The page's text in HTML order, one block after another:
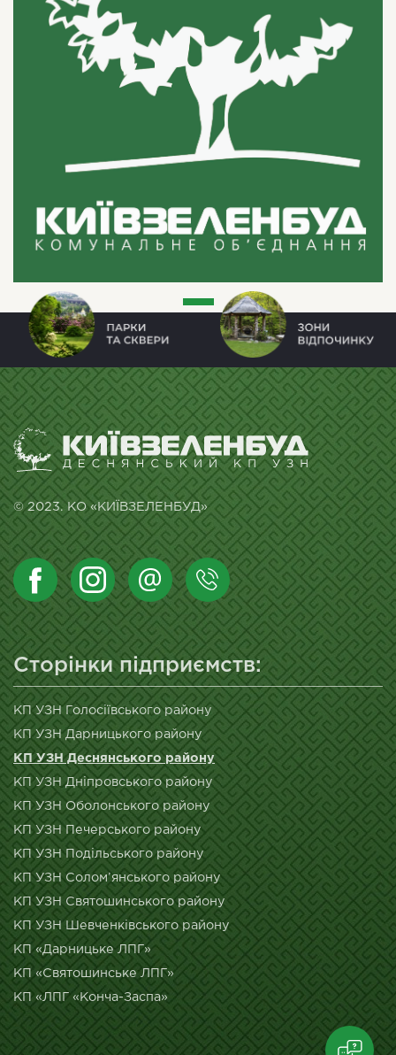
© 2023. КО «КИЇВЗЕЛЕНБУД»
Сторінки підприємств:
КП УЗН Голосіївського району
КП УЗН Дарницького району
КП УЗН Деснянського району
КП УЗН Дніпровського району
КП УЗН Оболонського району
КП УЗН Печерського району
КП УЗН Подільського району
КП УЗН Солом’янського району
КП УЗН Святошинського району
КП УЗН Шевченківського району
КП «Дарницьке ЛПГ»
КП «Святошинське ЛПГ»
КП «ЛПГ «Конча-Заспа»